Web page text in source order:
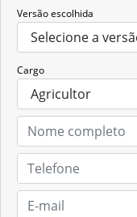
Versão escolhida
Cargo